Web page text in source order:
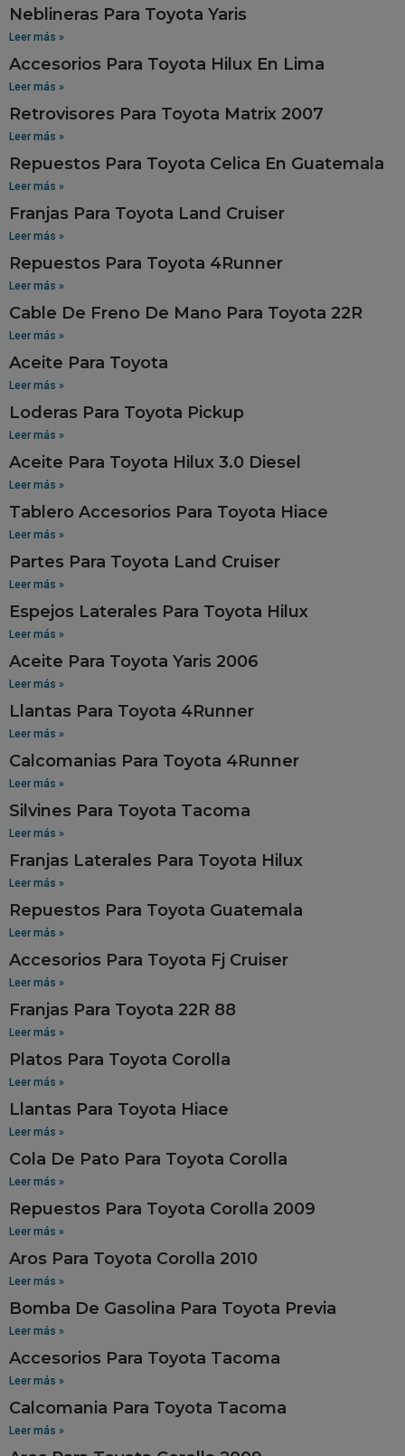
Neblineras Para Toyota Yaris
Leer más »
Accesorios Para Toyota Hilux En Lima
Leer más »
Retrovisores Para Toyota Matrix 2007
Leer más »
Repuestos Para Toyota Celica En Guatemala
Leer más »
Franjas Para Toyota Land Cruiser
Leer más »
Repuestos Para Toyota 4Runner
Leer más »
Cable De Freno De Mano Para Toyota 22R
Leer más »
Aceite Para Toyota
Leer más »
Loderas Para Toyota Pickup
Leer más »
Aceite Para Toyota Hilux 3.0 Diesel
Leer más »
Tablero Accesorios Para Toyota Hiace
Leer más »
Partes Para Toyota Land Cruiser
Leer más »
Espejos Laterales Para Toyota Hilux
Leer más »
Aceite Para Toyota Yaris 2006
Leer más »
Llantas Para Toyota 4Runner
Leer más »
Calcomanias Para Toyota 4Runner
Leer más »
Silvines Para Toyota Tacoma
Leer más »
Franjas Laterales Para Toyota Hilux
Leer más »
Repuestos Para Toyota Guatemala
Leer más »
Accesorios Para Toyota Fj Cruiser
Leer más »
Franjas Para Toyota 22R 88
Leer más »
Platos Para Toyota Corolla
Leer más »
Llantas Para Toyota Hiace
Leer más »
Cola De Pato Para Toyota Corolla
Leer más »
Repuestos Para Toyota Corolla 2009
Leer más »
Aros Para Toyota Corolla 2010
Leer más »
Bomba De Gasolina Para Toyota Previa
Leer más »
Accesorios Para Toyota Tacoma
Leer más »
Calcomania Para Toyota Tacoma
Leer más »